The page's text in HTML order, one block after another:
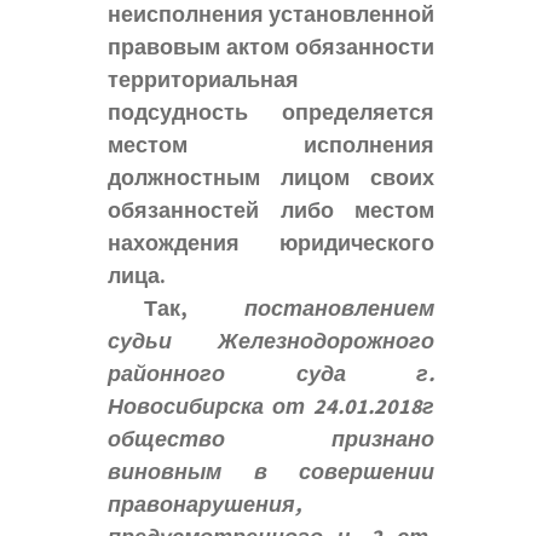
неисполнения установленной
правовым актом обязанности
территориальная
подсудность определяется
местом исполнения
должностным лицом своих
обязанностей либо местом
нахождения юридического
лица.
Так, постановлением
судьи Железнодорожного
районного суда г.
Новосибирска от 24.01.2018г
общество признано
виновным в совершении
правонарушения,